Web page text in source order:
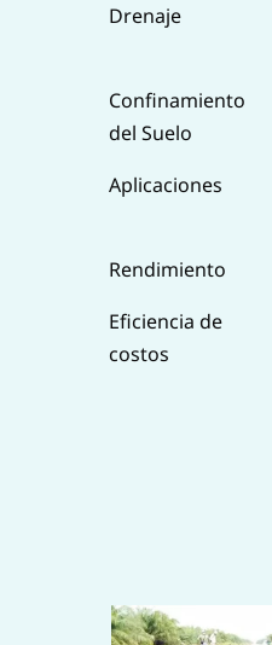
Drenaje
Confinamiento
del Suelo
Aplicaciones
Rendimiento
Eficiencia de
costos